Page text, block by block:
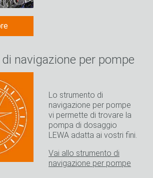
navigazione per pompe
Lo strumento di
navigazione per pompe
vi permette di trovare la
pompa di dosaggio
LEWA adatta ai vostri fini.
Vai allo strumento di
navigazione per pompe